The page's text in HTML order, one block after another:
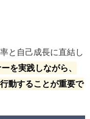
と自己成長に直結し
を実践しながら、
動することが重要で